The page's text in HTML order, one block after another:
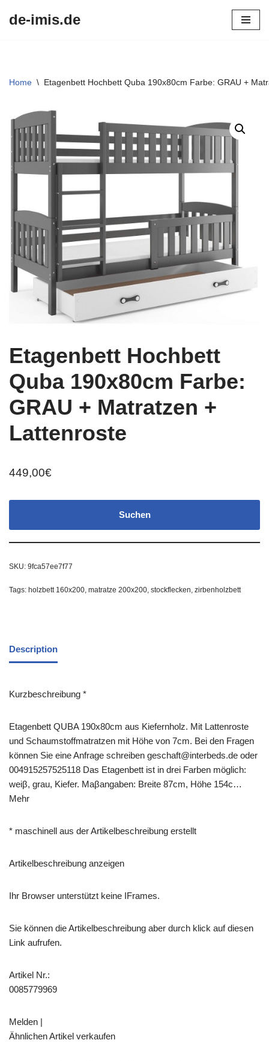
de-imis.de
Home \ Etagenbett Hochbett Quba 190x80cm Farbe: GRAU +
Etagenbett Hochbett
Quba 190x80cm Farbe:
GRAU + Matratzen +
Lattenroste
449,00€
Suchen
SKU: 9fca57ee7f77
Tags: holzbett 160x200 matratze 200x200 stockflecken zirbenholzbett
Description
Kurzbeschreibung *
Etagenbett QUBA 190x80cm aus Kiefernholz. Mit Lattenroste
und Schaumstoffmatratzen mit Höhe von 7cm. Bei den Fragen
können Sie eine Anfrage schreiben geschaft@interbeds.de oder
004915257525118 Das Etagenbett ist in drei Farben möglich:
weiβ, grau, Kiefer. Maβangaben: Breite 87cm, Höhe 154c…
Mehr
* maschinell aus der Artikelbeschreibung erstellt
Artikelbeschreibung anzeigen
Ihr Browser unterstützt keine IFrames.
Sie können die Artikelbeschreibung aber durch klick auf diesen
Link aufrufen.
Artikel Nr.:
0085779969
Melden |
Ähnlichen Artikel verkaufen